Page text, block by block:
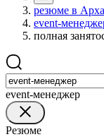
резюме в
event-
полная
event-менеджер
Резюме